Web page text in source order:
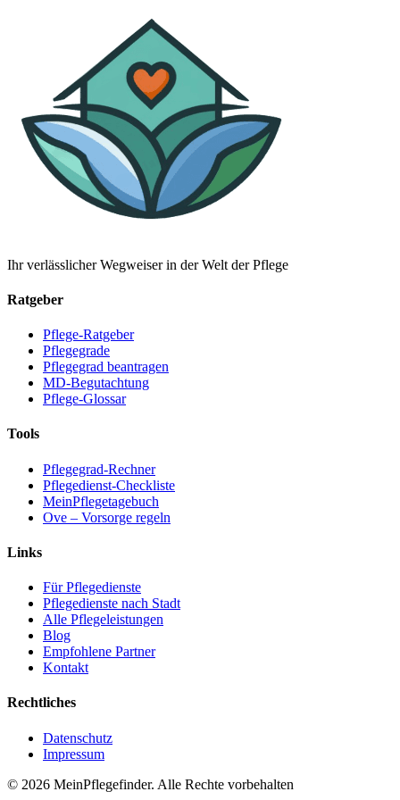
Ihr verlässlicher Wegweiser in der Welt der Pflege
Ratgeber
Pflege-Ratgeber
Pflegegrade
Pflegegrad beantragen
MD-Begutachtung
Pflege-Glossar
Tools
Pflegegrad-Rechner
Pflegedienst-Checkliste
MeinPflegetagebuch
Ove – Vorsorge regeln
Links
Für Pflegedienste
Pflegedienste nach Stadt
Alle Pflegeleistungen
Blog
Empfohlene Partner
Kontakt
Rechtliches
Datenschutz
Impressum
© 2026 MeinPflegefinder. Alle Rechte vorbehalten